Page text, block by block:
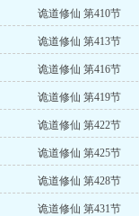
诡道修仙 第410节
诡道修仙 第413节
诡道修仙 第416节
诡道修仙 第419节
诡道修仙 第422节
诡道修仙 第425节
诡道修仙 第428节
诡道修仙 第431节